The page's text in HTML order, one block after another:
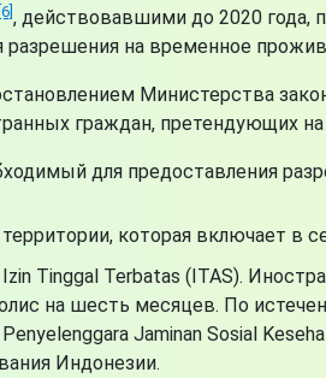
[6], действовавшими до 2020 года,
разрешения на временное
Министерства
граждан, претендующих
для предоставления
которая включает в
Tinggal Terbatas (ITAS).
на шесть месяцев. По
Jaminan Sosial
Индонезии.